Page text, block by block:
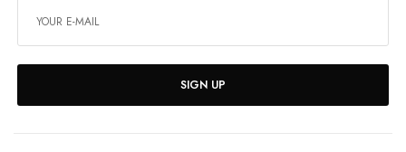
SIGN UP